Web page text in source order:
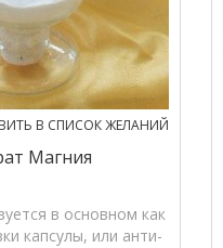
В СПИСОК ЖЕЛАНИЙ
Магния
в основном как
капсулы, или анти-